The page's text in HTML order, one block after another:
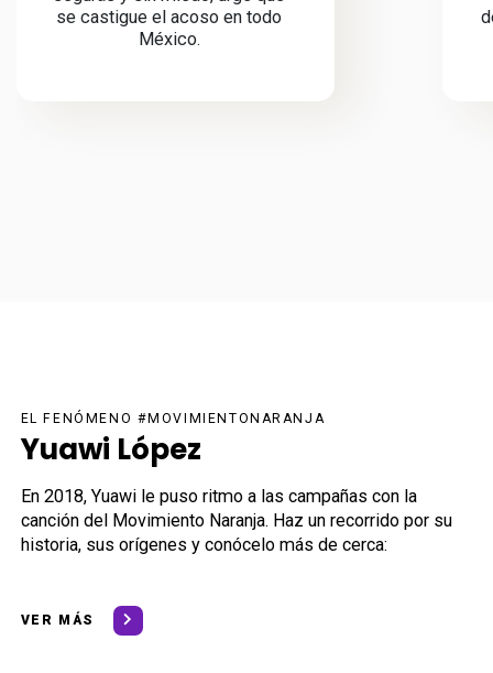
se castigue el acoso en todo
México.
EL FENÓMENO #MOVIMIENTONARANJA
Yuawi López
En 2018, Yuawi le puso ritmo a las campañas con la
canción del Movimiento Naranja. Haz un recorrido por su
historia, sus orígenes y conócelo más de cerca:
VER MÁS